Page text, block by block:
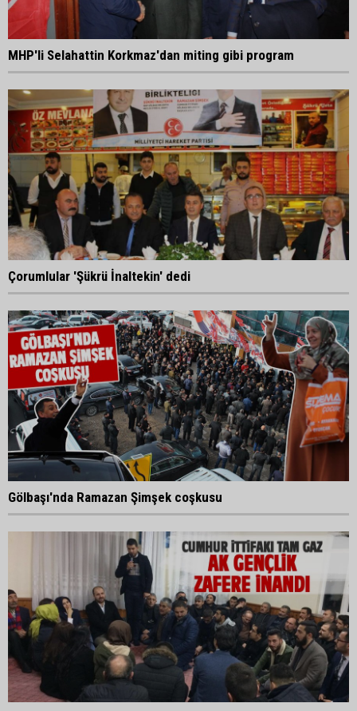
MHP'li Selahattin Korkmaz'dan miting gibi program
Çorumlular 'Şükrü İnaltekin' dedi
Gölbaşı'nda Ramazan Şimşek coşkusu